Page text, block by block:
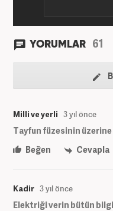
YORUMLAR 61
Milli ve yerli 3 yıl önce
Tayfun füzesinin
Beğen
Cevapla
Kadir 3 yıl önce
Elektriği verin bütün